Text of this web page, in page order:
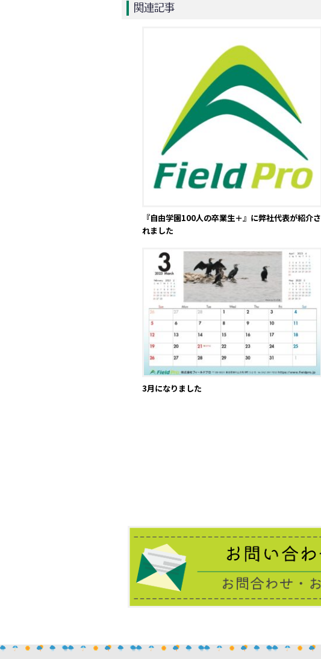
関連記事
『自由学園100人の卒業生＋』に弊社代表が紹介さ
れました
3月になりました